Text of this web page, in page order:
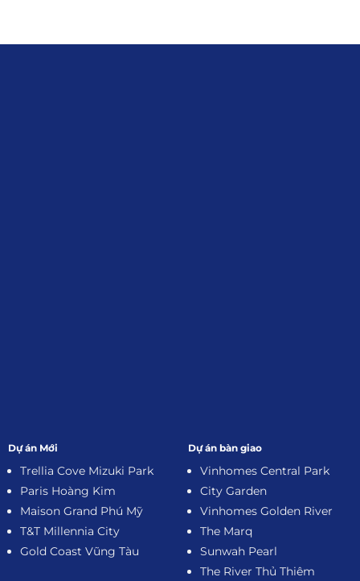
Dự án Mới
Trellia Cove Mizuki Park
Paris Hoàng Kim
Maison Grand Phú Mỹ
T&T Millennia City
Gold Coast Vũng Tàu
Dự án bàn giao
Vinhomes Central Park
City Garden
Vinhomes Golden River
The Marq
Sunwah Pearl
The River Thủ Thiêm